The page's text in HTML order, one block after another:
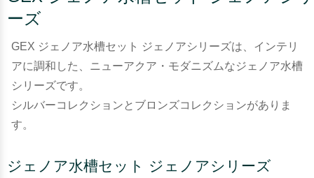
ーズ
GEX ジェノア水槽セット ジェノアシリーズは、インテリ
アに調和した、ニューアクア・モダニズムなジェノア水槽
シリーズです。
シルバーコレクションとブロンズコレクションがありま
す。
ジェノア水槽セット ジェノアシリーズ